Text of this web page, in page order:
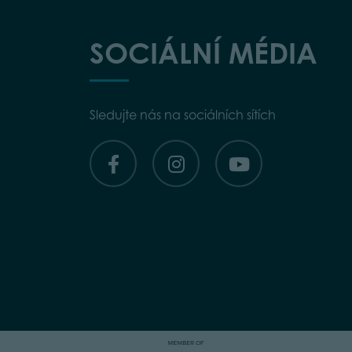
SOCIÁLNÍ MÉDIA
Sledujte nás na sociálních sítích